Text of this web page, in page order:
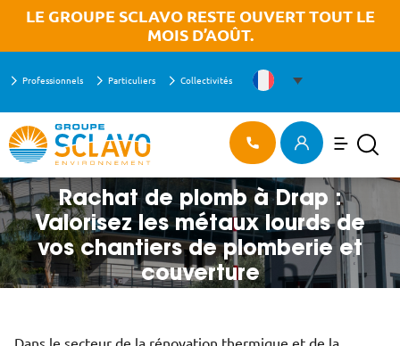
Aller à la recherche
Aller au texte
Aller au menu
LE GROUPE SCLAVO RESTE OUVERT TOUT LE
MOIS D’AOÛT.
Professionnels Particuliers Collectivités
Passer
au
contenu
Menu principal Menu
OK
RACHAT DE PLOMB À DRAP : VALORISEZ LES MÉTAUX LOURDS DE VOS
Rachat de plomb à Drap :
Valorisez les métaux lourds de
vos chantiers de plomberie et
couverture